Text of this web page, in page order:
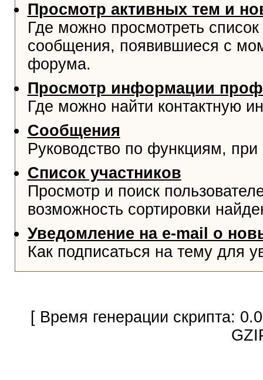
Просмотр активных тем и
Где можно просмотреть
сообщения, появившиеся с
форума.
Просмотр информации
Где можно найти контактную
Сообщения
Руководство по функциям,
Список участников
Просмотр и поиск
возможность сортировки
Уведомление на e-mail о
Как подписаться на тему для
[ Время генерации скрипта: